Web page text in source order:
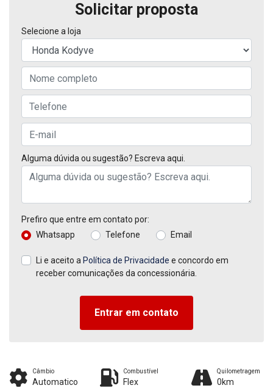
Solicitar proposta
Selecione a loja
Alguma dúvida ou sugestão? Escreva aqui.
Prefiro que entre em contato por:
Whatsapp
Telefone Email
Li e aceito a Política de Privacidade e concordo em
receber comunicações da concessionária.
Entrar em contato
Câmbio
Automatico
Combustível
Flex
Quilometragem
0km